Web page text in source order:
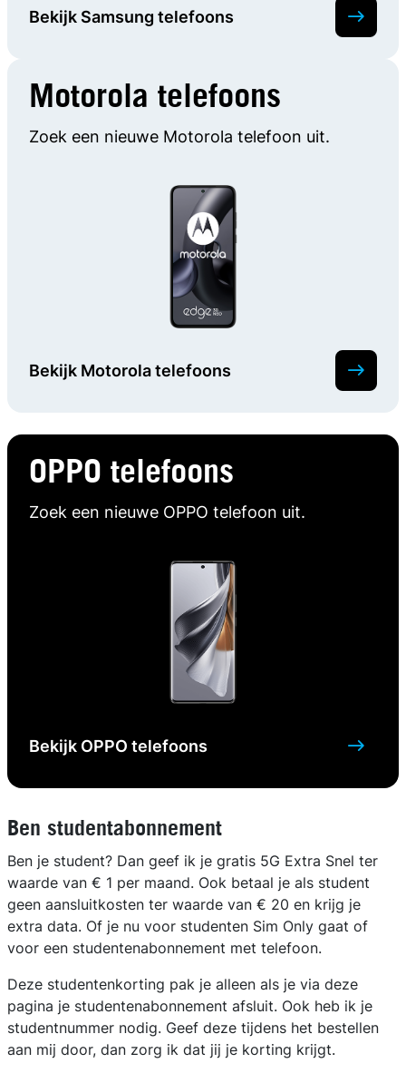
Bekijk Samsung telefoons
Motorola telefoons
Zoek een nieuwe Motorola telefoon uit.
Bekijk Motorola telefoons
OPPO telefoons
Zoek een nieuwe OPPO telefoon uit.
Bekijk OPPO telefoons
Ben studentabonnement
Ben je student? Dan geef ik je gratis 5G Extra Snel ter
waarde van € 1 per maand. Ook betaal je als student
geen aansluitkosten ter waarde van € 20 en krijg je
extra data. Of je nu voor studenten Sim Only gaat of
voor een studentenabonnement met telefoon.
Deze studentenkorting pak je alleen als je via deze
pagina je studentenabonnement afsluit. Ook heb ik je
studentnummer nodig. Geef deze tijdens het bestellen
aan mij door, dan zorg ik dat jij je korting krijgt.